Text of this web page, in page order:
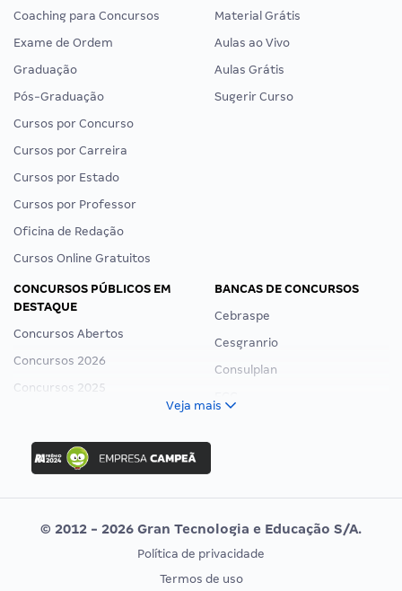
Coaching para Concursos
Exame de Ordem
Graduação
Pós-Graduação
Cursos por Concurso
Cursos por Carreira
Cursos por Estado
Cursos por Professor
Oficina de Redação
Cursos Online Gratuitos
Material Grátis
Aulas ao Vivo
Aulas Grátis
Sugerir Curso
CONCURSOS PÚBLICOS EM
DESTAQUE
Concursos Abertos
Concursos 2026
Concursos 2025
Concurso Ibama
Concurso MPU
Editais publicados
BANCAS DE CONCURSOS
Cebraspe
Cesgranrio
Consulplan
Vunesp
CONCURSOS POR PROFISSÃO
EXAME DE ORDEM
Veja mais
© 2012 - 2026 Gran Tecnologia e Educação S/A.
Política de privacidade
Termos de uso